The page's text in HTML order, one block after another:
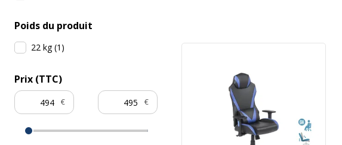
Poids du produit
22 kg(1 )
Prix (TTC)
€ €